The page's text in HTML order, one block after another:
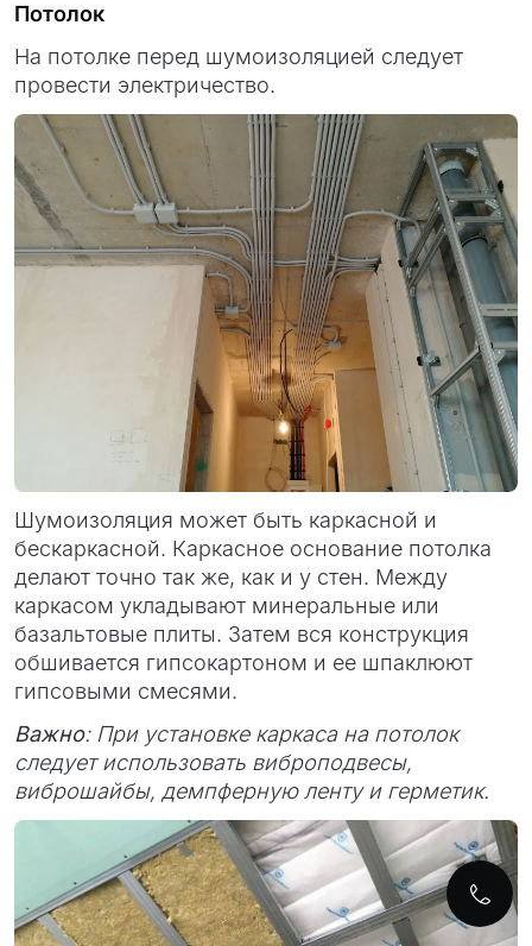
Потолок
На потолке перед шумоизоляцией следует
провести электричество.
Шумоизоляция может быть каркасной и
бескаркасной. Каркасное основание потолка
делают точно так же, как и у стен. Между
каркасом укладывают минеральные или
базальтовые плиты. Затем вся конструкция
обшивается гипсокартоном и ее шпаклюют
гипсовыми смесями.
Важно: При установке каркаса на потолок
следует использовать виброподвесы,
виброшайбы, демпферную ленту и герметик.